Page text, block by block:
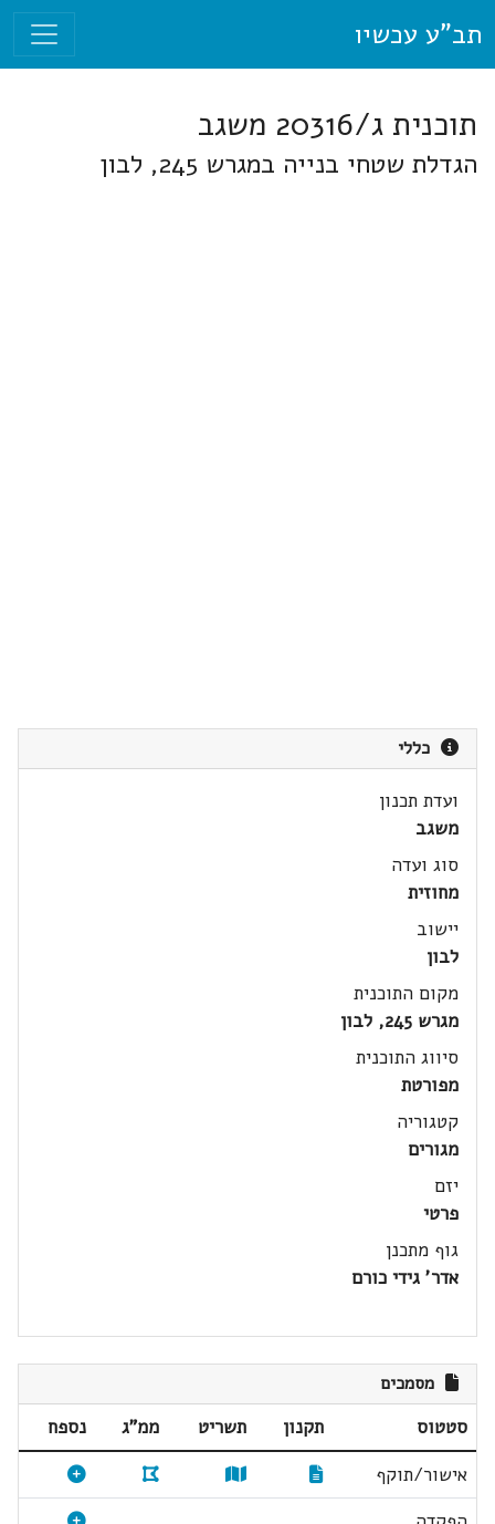
תב"ע עכשיו
תוכנית ג/20316 משגב
הגדלת שטחי בנייה במגרש 245, לבון
כללי
ועדת תכנון
משגב
סוג ועדה
מחוזית
יישוב
לבון
מקום התוכנית
מגרש 245, לבון
סיווג התוכנית
מפורטת
קטגוריה
מגורים
יזם
פרטי
גוף מתכנן
אדר' גידי כורם
מסמכים
סטטוס תקנון תשריט ממ"ג
נספח
אישור/תוקף